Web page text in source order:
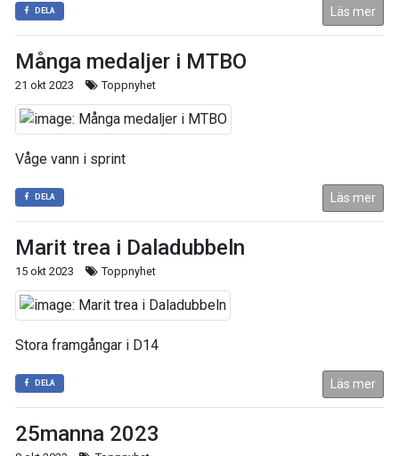
DELA Läs mer
Många medaljer i MTBO
21 okt 2023 Toppnyhet
Våge vann i sprint
DELA Läs mer
Marit trea i Daladubbeln
15 okt 2023 Toppnyhet
Stora framgångar i D14
DELA Läs mer
25manna 2023